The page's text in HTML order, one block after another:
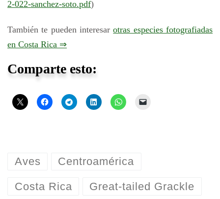
2-022-sanchez-soto.pdf)
También te pueden interesarotras especies fotografiadas
en Costa Rica ⇒
Comparte esto:
Aves Centroamérica
Costa Rica Great-tailed Grackle